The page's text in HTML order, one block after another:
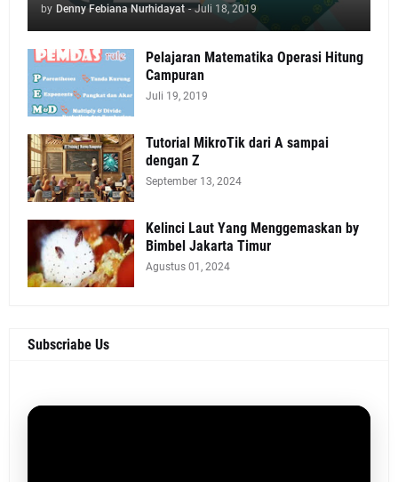
by Denny Febiana Nurhidayat - Juli 18, 2019
Pelajaran Matematika Operasi Hitung
Campuran
Juli 19, 2019
Tutorial MikroTik dari A sampai
dengan Z
September 13, 2024
Kelinci Laut Yang Menggemaskan by
Bimbel Jakarta Timur
Agustus 01, 2024
Subscriabe Us